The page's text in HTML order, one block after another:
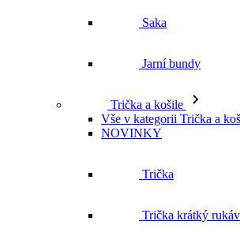
Saka
Jarní bundy
Trička a košile
Vše v kategorii Trička a
NOVINKY
Trička
Trička krátký rukáv